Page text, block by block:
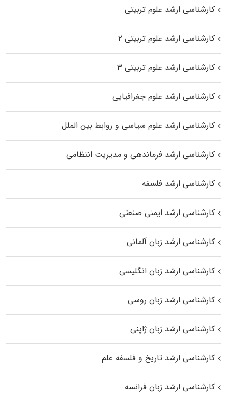
کارشناسی ارشد علوم تربیتی
کارشناسی ارشد علوم تربیتی ۲
کارشناسی ارشد علوم تربیتی ۳
کارشناسی ارشد علوم جغرافیایی
کارشناسی ارشد علوم سیاسی و روابط بین الملل
کارشناسی ارشد فرماندهی و مدیریت انتظامی
کارشناسی ارشد فلسفه
کارشناسی ارشد ایمنی صنعتی
کارشناسی ارشد زبان آلمانی
کارشناسی ارشد زبان انگلیسی
کارشناسی ارشد زبان روسی
کارشناسی ارشد زبان ژاپنی
کارشناسی ارشد تاریخ و فلسفه علم
کارشناسی ارشد زبان فرانسه